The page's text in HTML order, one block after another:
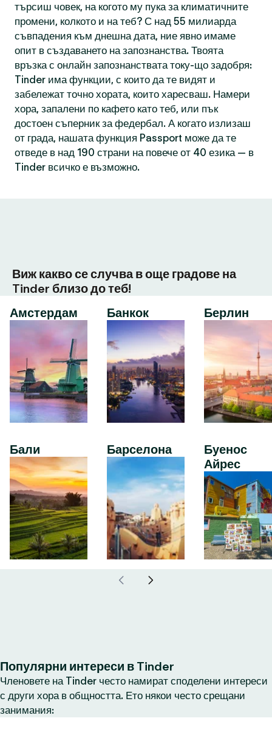
търсиш човек, на когото му пука за климатичните
промени, колкото и на теб? С над 55 милиарда
съвпадения към днешна дата, ние явно имаме
опит в създаването на запознанства. Твоята
връзка с онлайн запознанствата току-що задобря:
Tinder има функции, с които да те видят и
забележат точно хората, които харесваш. Намери
хора, запалени по кафето като теб, или пък
достоен съперник за федербал. А когато излизаш
от града, нашата функция Passport може да те
отведе в над 190 страни на повече от 40 езика — в
Tinder всичко е възможно.
Виж какво се случва в още градове на
Tinder близо до теб!
Амстердам
Бали
Банкок
Барселона
Берлин
Буенос
Айрес
Популярни интереси в Tinder
Членовете на Tinder често намират споделени интереси
с други хора в общността. Ето някои често срещани
занимания: